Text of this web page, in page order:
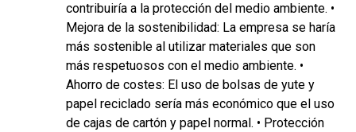
contribuiría a la protección del medio ambiente. •
Mejora de la sostenibilidad: La empresa se haría
más sostenible al utilizar materiales que son
más respetuosos con el medio ambiente. •
Ahorro de costes: El uso de bolsas de yute y
papel reciclado sería más económico que el uso
de cajas de cartón y papel normal. • Protección